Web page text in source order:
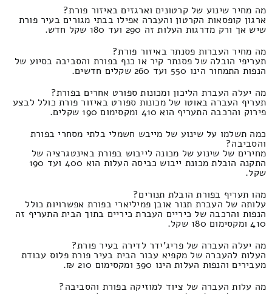
מה מחיר שינוע של קרטונים וארגזים באיזור פורת?
ארגון קופסאות הקרטון והעברה אפילו בבתי מגורים בעיר פורת
שיש אך ורק מדרגות העלות זה 290 ועד 180 שקל חדש.
מה מחיר העברות פסנתר באיזור פורת?
תעריפי הובלה של פסנתר קיר או כנף בפורת והסביבה בסיוע של
הנפות התמחור הינו 550 ועד 260 שקלים חדשים.
מה יעלה העברת הליכון ומכונות ספורט אחרים בפורת?
תעריף העברה באוטו של מכונות ספורט באיזור פורת כולל לבצע
פירוק והרכבה התעריף הוא 410 ומקסימום 190 שקלים.
כמה תשלמו על שינוע של מייבש חשמלי בלתי מסחרי בפורת
והסביבה?
מחירים של שינוע של מכונה לייבוש בפורת באינטגרציה של
התקנה הובלת מכונת ייבוש כביסה העלות הוא 400 ועד 190
שקל.
מהו תעריף בפורת הובלת תנורים?
עלותה של העברת תנור אובן פמיליארי בפורת אפשרויות כולל
הנפות והרכבה של כיריים העברת כיריים בתוך הבית התעריף זה
410 ומקסימום 180 שקל.
מה יעלה העברה של פריג'ידר לדירה בעיר פורת?
העלות להעברה של מקפיא עבור הבית בעיר פורת פלוס עבודת
מעבירים והנפות העלות הינו 390 ומקסימום 210 ₪.
מה עלות העברה של ציוד למוזיקה בפורת והסביבה?